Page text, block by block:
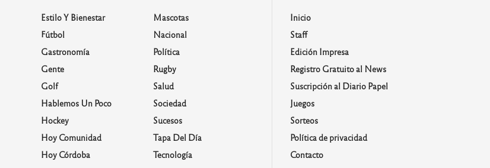
Estilo Y Bienestar
Fútbol
Gastronomía
Gente
Golf
Hablemos Un Poco
Hockey
Hoy Comunidad
Hoy Córdoba
Mascotas
Nacional
Política
Rugby
Salud
Sociedad
Sucesos
Tapa Del Día
Tecnología
Inicio
Staff
Edición Impresa
Registro Gratuito al News
Suscripción al Diario Papel
Juegos
Sorteos
Política de privacidad
Contacto